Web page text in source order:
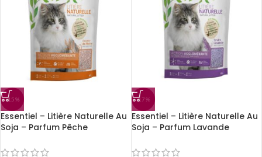
-15%
Essentiel – Litière Naturelle Au
Soja – Parfum Pêche
-17%
Essentiel – Litière Naturelle Au
Soja – Parfum Lavande